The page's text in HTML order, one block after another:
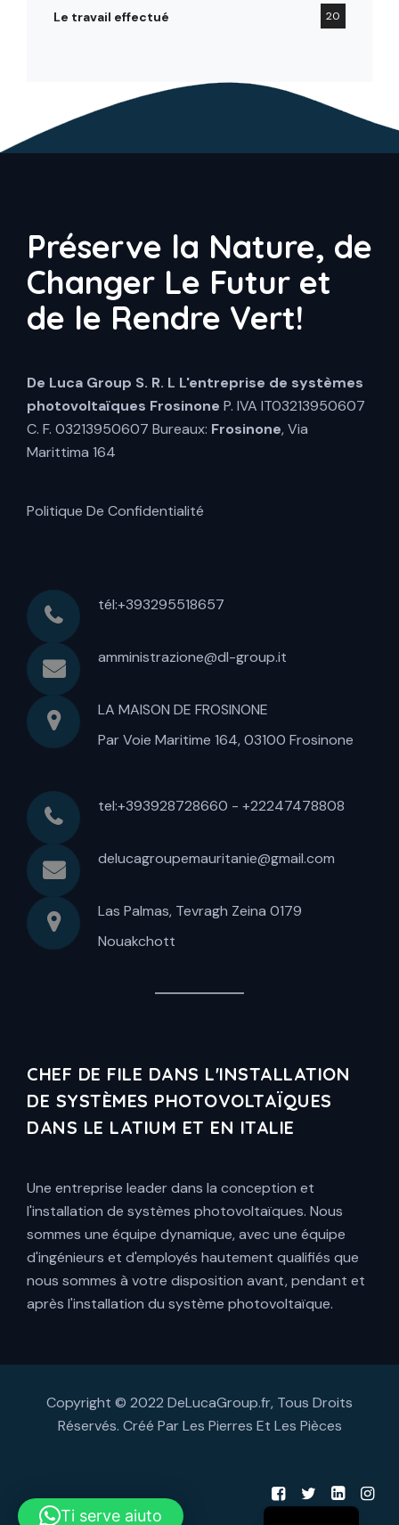
Le travail effectué 20
Préserve la Nature, de
Changer Le Futur et
de le Rendre Vert!
De Luca Group S. R. L L'entreprise de systèmes
photovoltaïques Frosinone P. IVA IT03213950607
C. F. 03213950607 Bureaux: Frosinone, Via
Marittima 164
Politique De Confidentialité
tél:+393295518657
amministrazione@dl-group.it
LA MAISON DE FROSINONE
Par Voie Maritime 164, 03100 Frosinone
tel:+393928728660 - +22247478808
delucagroupemauritanie@gmail.com
Las Palmas, Tevragh Zeina 0179
Nouakchott
CHEF DE FILE DANS L'INSTALLATION
DE SYSTÈMES PHOTOVOLTAÏQUES
DANS LE LATIUM ET EN ITALIE
Une entreprise leader dans la conception et
l'installation de systèmes photovoltaïques. Nous
sommes une équipe dynamique, avec une équipe
d'ingénieurs et d'employés hautement qualifiés que
nous sommes à votre disposition avant, pendant et
après l'installation du système photovoltaïque.
Copyright © 2022 DeLucaGroup.fr, Tous Droits
Réservés. Créé ParLes Pierres Et Les Pièces
Ti serve aiuto